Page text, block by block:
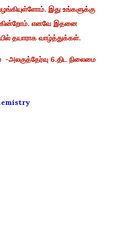
இது உங்களுக்கு
எனவே இதனை
தயாராக வாழ்த்துக்கள்.
-அலகுத்தேர்வு 6.திட நிலைமை